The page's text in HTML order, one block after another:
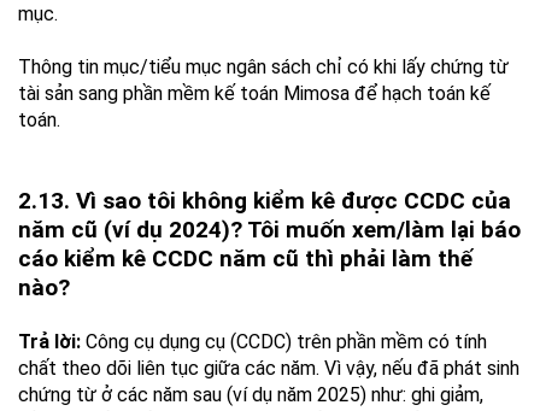
mục.
Thông tin mục/tiểu mục ngân sách chỉ có khi lấy chứng từ
tài sản sang phần mềm kế toán Mimosa để hạch toán kế
toán.
2.13. Vì sao tôi không kiểm kê được CCDC của
năm cũ (ví dụ 2024)? Tôi muốn xem/làm lại báo
cáo kiểm kê CCDC năm cũ thì phải làm thế
nào?
Trả lời: Công cụ dụng cụ (CCDC) trên phần mềm có tính
chất theo dõi liên tục giữa các năm. Vì vậy, nếu đã phát sinh
chứng từ ở các năm sau (ví dụ năm 2025) như: ghi giảm,